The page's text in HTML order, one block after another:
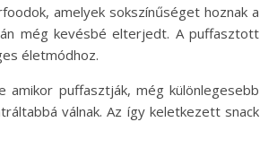
amelyek sokszínűséget hoznak a
még kevésbé elterjedt. A puffasztott
életmódhoz.
amikor puffasztják, még különlegesebb
válnak. Az így keletkezett snack